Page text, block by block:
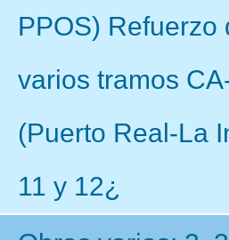
PPOS) Refuerzo
varios tramos
(Puerto Real-La
11 y 12¿